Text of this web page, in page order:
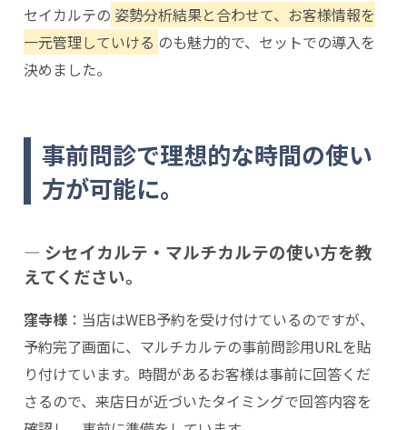
セイカルテの 姿勢分析結果と合わせて、お客様情報を
一元管理していける のも魅力的で、セットでの導入を
決めました。
事前問診で理想的な時間の使い
方が可能に。
― シセイカルテ・マルチカルテの使い方を教
えてください。
窪寺様 ：当店はWEB予約を受け付けているのですが、
予約完了画面に、マルチカルテの事前問診用URLを貼
り付けています。時間があるお客様は事前に回答くだ
さるので、来店日が近づいたタイミングで回答内容を